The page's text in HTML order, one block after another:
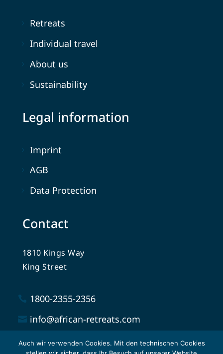
Retreats
Individual travel
About us
Sustainability
Legal information
Imprint
AGB
Data Protection
Contact
1810 Kings Way
King Street
1800-2355-2356
info@african-retreats.com
Auch wir verwenden Cookies. Mit den technischen Cookies